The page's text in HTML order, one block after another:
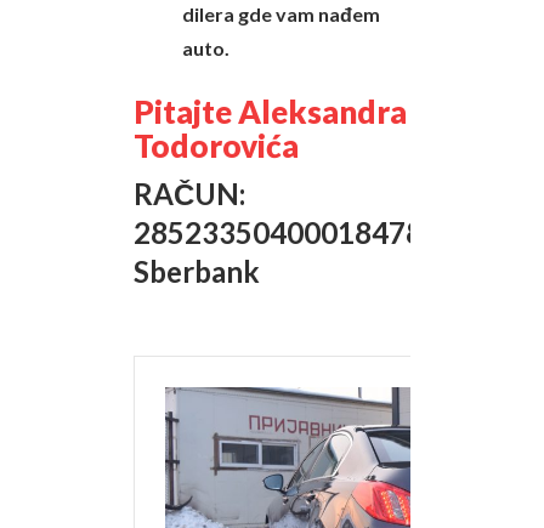
dilera gde vam nađem
auto.
Pitajte Aleksandra
Todorovića
RAČUN:
285233504000184788
Sberbank